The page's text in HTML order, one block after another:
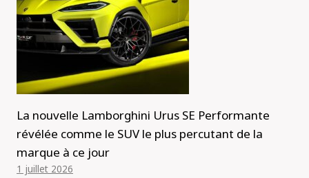
La nouvelle Lamborghini Urus SE Performante
révélée comme le SUV le plus percutant de la
marque à ce jour
1 juillet 2026